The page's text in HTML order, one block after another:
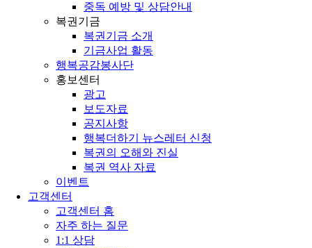
중독 예방 및 상담안내
복권기금
복권기금 소개
기금사업 활동
행복공감봉사단
홍보센터
광고
보도자료
공지사항
행복더하기 뉴스레터 신청
복권의 오해와 진실
복권 역사 자료
이벤트
고객센터
고객센터 홈
자주 하는 질문
1:1 상담